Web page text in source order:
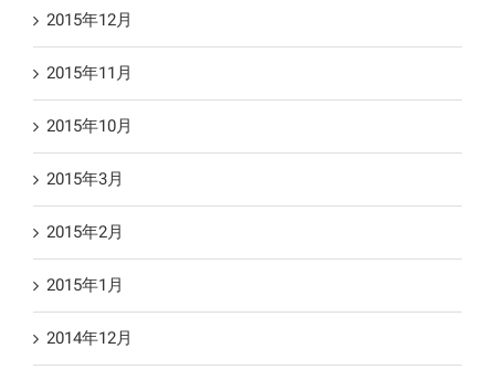
2015年12月
2015年11月
2015年10月
2015年3月
2015年2月
2015年1月
2014年12月